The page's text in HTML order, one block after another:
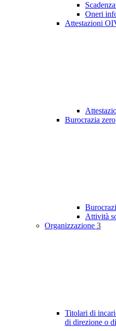
Oneri
Attestazioni
Burocrazia zero
Attività
Organizzazione 3
Titolari di
di direzione o